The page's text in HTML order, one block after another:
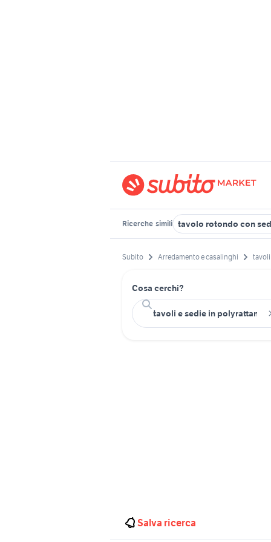
Ricerche simili tavolo rotondo con
Subito Arredamento e casalinghi tavoli
Cosa cerchi?
Salva ricerca